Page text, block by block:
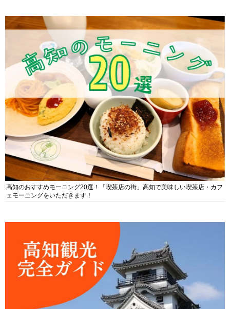
高知のおすすめモーニング20選！「喫茶店の街」高知で美味しい喫茶店・カフ
ェモーニングをいただきます！